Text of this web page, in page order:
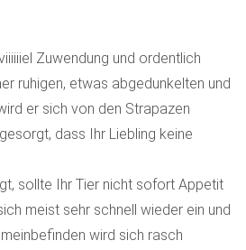
Zuwendung und ordentlich
ruhigen, etwas abgedunkelten und
er sich von den Strapazen
dass Ihr Liebling keine
sollte Ihr Tier nicht sofort Appetit
meist sehr schnell wieder ein und
wird sich rasch